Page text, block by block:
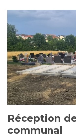
Réception
communal